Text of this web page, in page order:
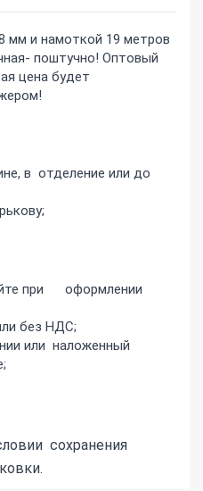
мм и намоткой 19 метров
поштучно! Оптовый
цена будет
в отделение или до
при оформлении
без НДС;
или наложенный
сохранения